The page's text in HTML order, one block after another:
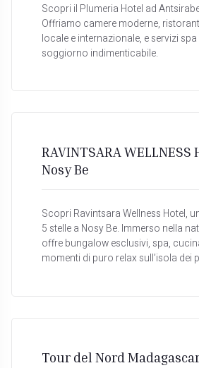
Scopri il Plumeria Hotel ad
Offriamo camere moderne,
locale e internazionale, e servizi spa
soggiorno indimenticabile.
RAVINTSARA WELLNESS
Nosy Be
Scopri Ravintsara Wellness Hotel,
5 stelle a Nosy Be. Immerso nella
offre bungalow esclusivi, spa,
momenti di puro relax sull’isola dei
Tour del Nord